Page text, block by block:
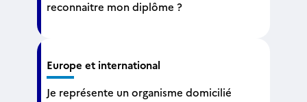
reconnaitre mon diplôme ?
Europe et international
Je représente un organisme domicilié